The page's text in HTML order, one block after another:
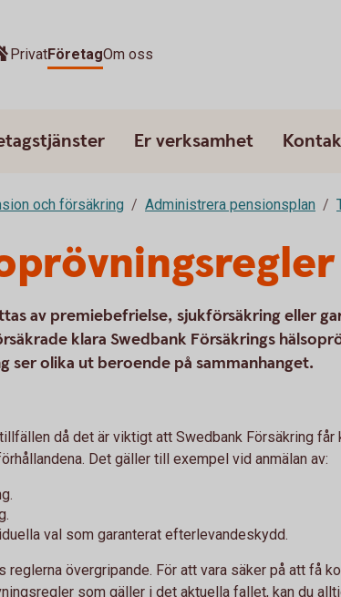
PrivatFöretagOm oss
Er verksamhet
och försäkring Administrera pensionsplan
av premiebefrielse, sjukförsäkring eller
klara Swedbank Försäkrings
ser olika ut beroende på sammanhanget.
då det är viktigt att Swedbank Försäkring får
Det gäller till exempel vid anmälan av:
val som garanterat efterlevandeskydd.
reglerna övergripande. För att vara säker på att få
som gäller i det aktuella fallet, kan du